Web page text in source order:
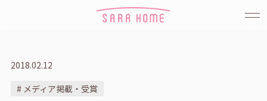
2018.02.12
# メディア掲載・受賞